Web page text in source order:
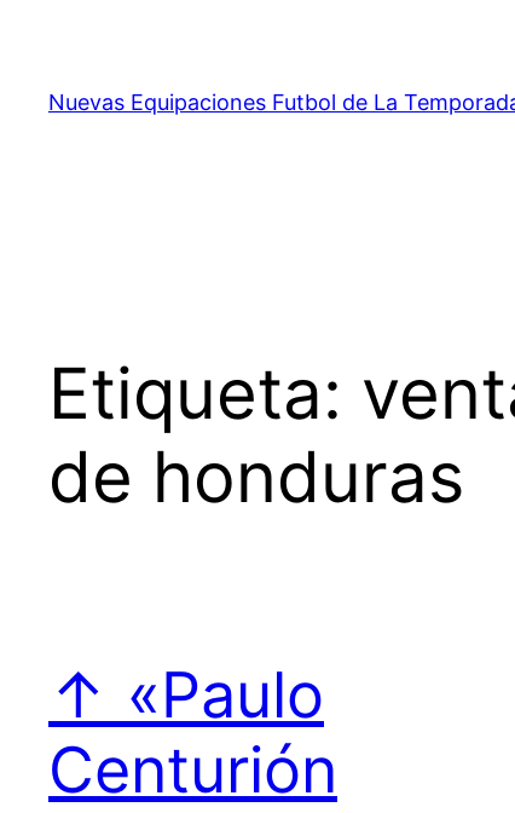
contenido
Nuevas Equipaciones Futbol de La
Etiqueta:
de honduras
↑ «Paulo
Centurión